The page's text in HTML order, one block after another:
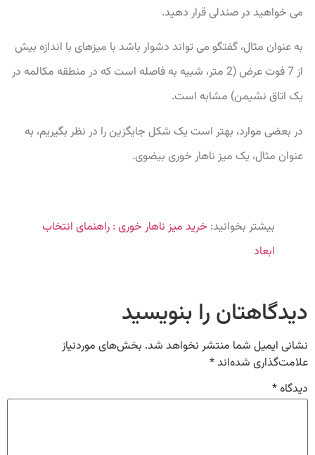
می خواهید در صندلی قرار دهید.
به عنوان مثال، گفتگو می تواند دشوار باشد با میزهای با اندازه بیش
از 7 فوت عرض (2 متر، شبیه به فاصله است که در منطقه مکالمه در
یک اتاق نشیمن) مشابه است.
در بعضی موارد، بهتر است یک شکل جایگزین را در نظر بگیریم، به
عنوان مثال، یک میز ناهار خوری بیضوی.
بیشتر بخوانید: خرید میز ناهار خوری : راهنمای انتخاب
ابعاد
دیدگاهتان را بنویسید
نشانی ایمیل شما منتشر نخواهد شد. بخش‌های موردنیاز
علامت‌گذاری شده‌اند*
دیدگاه*